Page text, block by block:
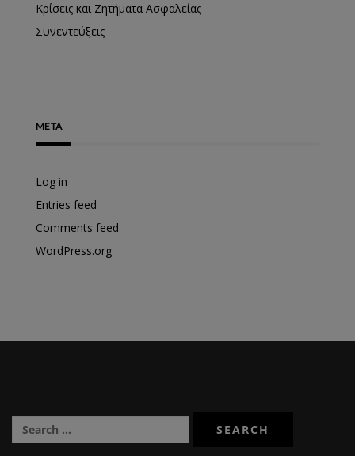
Κρίσεις και Ζητήματα Ασφαλείας
Συνεντεύξεις
META
Log in
Entries feed
Comments feed
WordPress.org